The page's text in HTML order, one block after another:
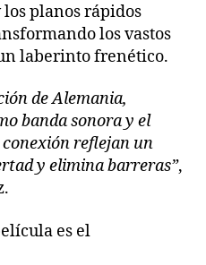
planos rápidos
los vastos
laberinto frenético.
de Alemania,
banda sonora y el
reflejan un
y elimina barreras”,
es el